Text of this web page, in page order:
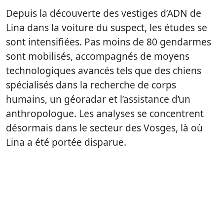
Depuis la découverte des vestiges d’ADN de
Lina dans la voiture du suspect, les études se
sont intensifiées. Pas moins de 80 gendarmes
sont mobilisés, accompagnés de moyens
technologiques avancés tels que des chiens
spécialisés dans la recherche de corps
humains, un géoradar et l’assistance d’un
anthropologue. Les analyses se concentrent
désormais dans le secteur des Vosges, là où
Lina a été portée disparue.